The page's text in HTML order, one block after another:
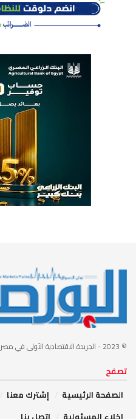
© 2023 - الجريدة الاقتصادية الأولى في مصر
تصفح
الصفحة الرئيسية
إشترك معنا